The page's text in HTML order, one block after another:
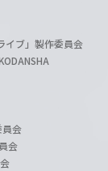
イブ」製作委員会
会
会